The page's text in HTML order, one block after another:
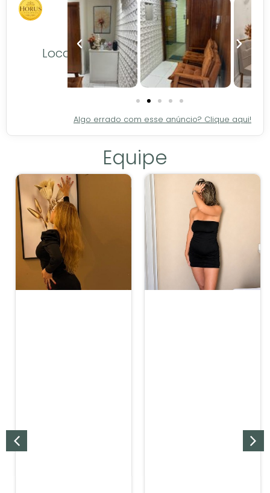
Local
Algo errado com esse anúncio? Clique aqui!
Equipe